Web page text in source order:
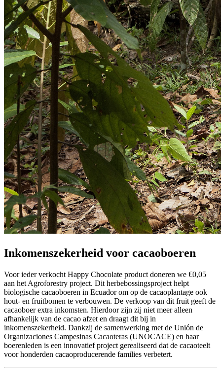
Inkomenszekerheid voor cacaoboeren
Voor ieder verkocht Happy Chocolate product doneren we €0,05
aan het Agroforestry project. Dit herbebossingsproject helpt
biologische cacaoboeren in Ecuador om op de cacaoplantage ook
hout- en fruitbomen te verbouwen. De verkoop van dit fruit geeft de
cacaoboer extra inkomsten. Hierdoor zijn zij niet meer alleen
afhankelijk van de cacao afzet en draagt dit bij in
inkomenszekerheid. Dankzij de samenwerking met de Unión de
Organizaciones Campesinas Cacaoteras (UNOCACE) en haar
boerenleden is een innovatief project gerealiseerd dat de cacaoteelt
voor honderden cacaoproducerende families verbetert.